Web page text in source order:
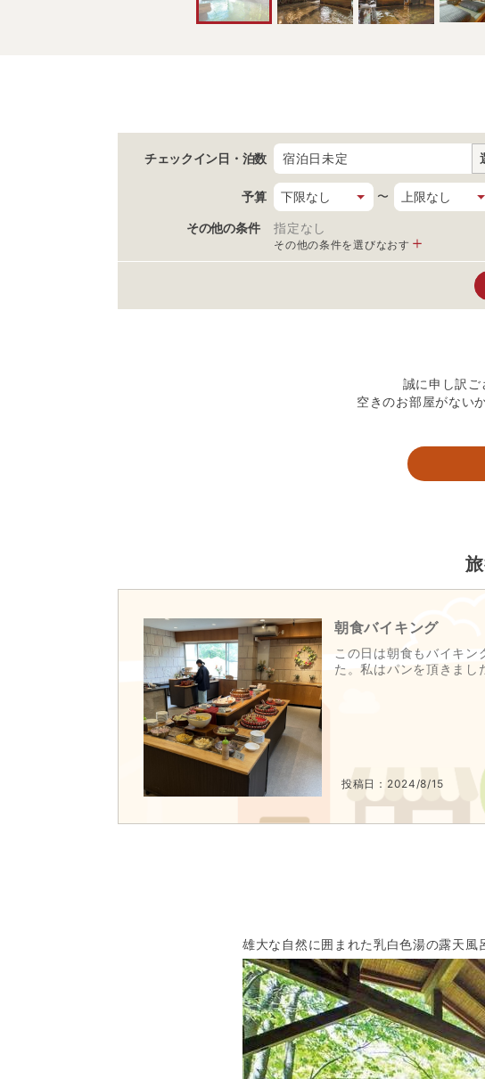
チェックイン日 ・泊数 宿泊日未定
予算 〜
その他の条件 指定なし
その他の条件を選びなおす
誠に申し訳ご
空きのお部屋がない
当ホテルの目の前には蔵王中央ロープウェイがあり、蔵王の
人気急上昇スポットの「三五郎小屋」でカフェ＆ランチ、高
■蔵王大露天風呂（車で約4分）
蔵王温泉一の名所！
100名が一気に入れる大露天風呂。
温泉街の共同浴場や旅館のお風呂にない魅力をご堪能ください
■山形酒のミュージアム＆湯けむり屋台つまみ（徒歩約５分）
吟醸王国と称される山形の希少な日本酒を愉しむ事が出来る唯
個性的な味わいの飲み比べと、山形の郷土の味を堪能できます
■樹氷（冬・徒歩約5分）
雪と氷で覆われた樹木が生み出す幻想的な景観。蔵王連峰の
■お釜（車で約35分）
朝食バイキング
この日は朝食もバイキ
た。私はパンを頂きまし
投稿日：2024/8/15
雄大な自然に囲まれた乳白色湯の露天風